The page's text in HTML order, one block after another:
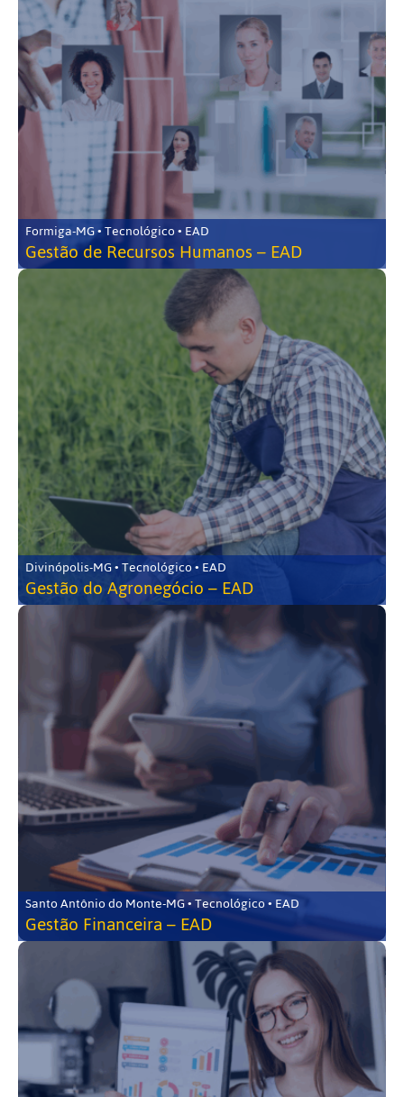
Formiga-MG • Tecnológico • EAD
Gestão de Recursos Humanos – EAD
Divinópolis-MG • Tecnológico • EAD
Gestão do Agronegócio – EAD
Santo Antônio do Monte-MG • Tecnológico • EAD
Gestão Financeira – EAD